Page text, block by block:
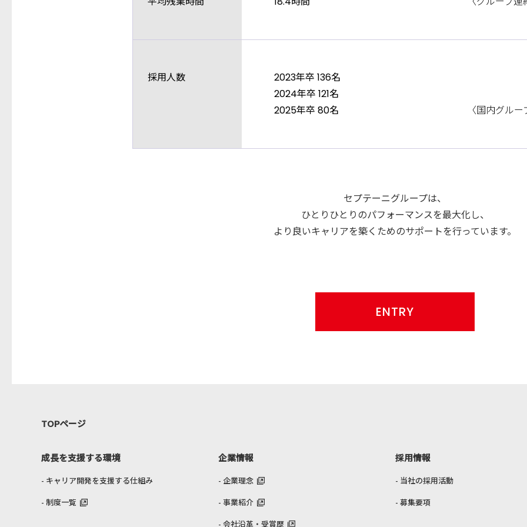
採用人数
2023年卒 136名
2024年卒 121名
2025年卒 80名
〈国内グルー
セプテーニグループは、
ひとりひとりのパフォーマンスを最大化し、
より良いキャリアを築くためのサポートを行っています。
ENTRY
TOPページ
成長を支援する環境
キャリア開発を支援する仕組み
制度一覧
企業情報
企業理念
事業紹介
会社沿革・受賞歴
採用情報
当社の採用活動
募集要項